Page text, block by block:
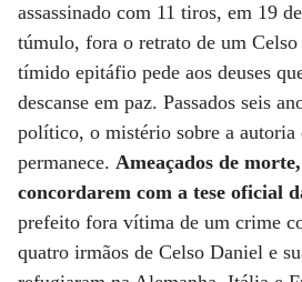
assassinado com 11 tiros, em 19
túmulo, fora o retrato de um
tímido epitáfio pede aos deuses
descanse em paz. Passados seis
político, o mistério sobre a autoria
permanece. Ameaçados de
concordarem com a tese oficial
prefeito fora vítima de um crime
quatro irmãos de Celso Daniel e